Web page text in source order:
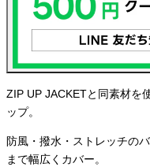
ZIP UP JACKETと同素材を
ップ。
防風・撥水・ストレッチの
まで幅広くカバー。